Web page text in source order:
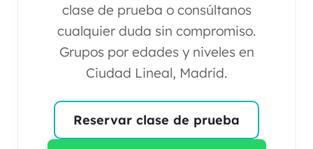
clase de prueba o consúltanos
cualquier duda sin compromiso.
Grupos por edades y niveles en
Ciudad Lineal, Madrid.
Reservar clase de prueba